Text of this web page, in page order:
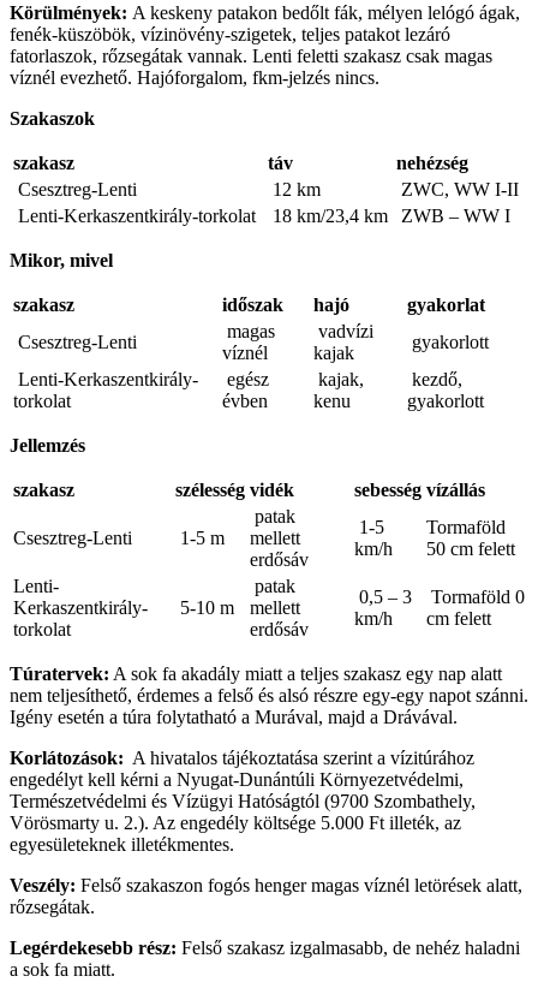
Körülmények: A keskeny patakon bedőlt fák, mélyen lelógó ágak,
fenék-küszöbök, vízinövény-szigetek, teljes patakot lezáró
fatorlaszok, rőzsegátak vannak. Lenti feletti szakasz csak magas
víznél evezhető. Hajóforgalom, fkm-jelzés nincs.
Szakaszok
szakasz táv
nehézség
Csesztreg-Lenti
12 km
ZWC, WW I-II
Lenti-Kerkaszentkirály-torkolat
18 km/23,4 km ZWB – WW I
Mikor, mivel
szakasz időszak hajó
gyakorlat
Csesztreg-Lenti
magas
víznél
vadvízi
kajak
gyakorlott
Lenti-Kerkaszentkirály-
torkolat
egész
évben
kajak,
kenu
kezdő,
gyakorlott
Jellemzés
szakasz szélesség vidék sebesség vízállás
Csesztreg-Lenti 1-5 m
patak
mellett
erdősáv
1-5
km/h
Tormaföld
50 cm felett
Lenti-
Kerkaszentkirály-
torkolat
5-10 m
patak
mellett
erdősáv
0,5 – 3
km/h
Tormaföld 0
cm felett
Túratervek: A sok fa akadály miatt a teljes szakasz egy nap alatt
nem teljesíthető, érdemes a felső és alsó részre egy-egy napot szánni.
Igény esetén a túra folytatható a Murával, majd a Drávával.
Korlátozások: A hivatalos tájékoztatása szerint a vízitúrához
engedélyt kell kérni a Nyugat-Dunántúli Környezetvédelmi,
Természetvédelmi és Vízügyi Hatóságtól (9700 Szombathely,
Vörösmarty u. 2.). Az engedély költsége 5.000 Ft illeték, az
egyesületeknek illetékmentes.
Veszély: Felső szakaszon fogós henger magas víznél letörések alatt,
rőzsegátak.
Legérdekesebb rész: Felső szakasz izgalmasabb, de nehéz haladni
a sok fa miatt.